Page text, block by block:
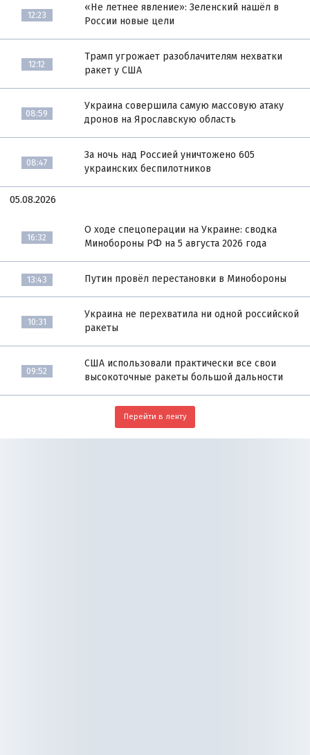
12:23
«Не летнее явление»: Зеленский нашёл в
России новые цели
12:12
Трамп угрожает разоблачителям нехватки
ракет у США
08:59
Украина совершила самую массовую атаку
дронов на Ярославскую область
08:47
За ночь над Россией уничтожено 605
украинских беспилотников
05.08.2026
16:32
О ходе спецоперации на Украине: сводка
Минобороны РФ на 5 августа 2026 года
13:43 Путин провёл перестановки в Минобороны
10:31
Украина не перехватила ни одной российской
ракеты
09:52
США использовали практически все свои
высокоточные ракеты большой дальности
Перейти в ленту